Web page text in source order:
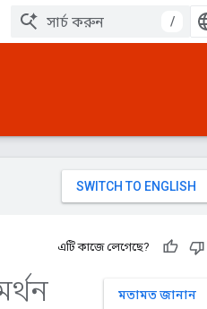
/
এটি কাজে লেগেছে?
মতামত জানান